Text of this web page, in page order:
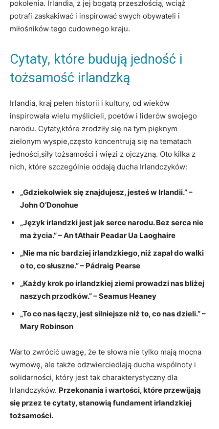
pokolenia. Irlandia, z jej bogatą przeszłością, wciąż
potrafi zaskakiwać i inspirować swych obywateli i
miłośników tego cudownego kraju.
Cytaty, które budują jedność i
tożsamość irlandzką
Irlandia, kraj pełen historii i kultury, od wieków
inspirowała wielu myślicieli, poetów i liderów swojego
narodu. Cytaty,które zrodziły się na tym pięknym
zielonym wyspie,często koncentrują się na tematach
jedności,siły tożsamości i więzi z ojczyzną. Oto kilka z
nich, które szczególnie oddają ducha Irlandczyków:
„Gdziekolwiek się znajdujesz, jesteś w Irlandii.” –
John O’Donohue
„Język irlandzki jest jak serce narodu. Bez serca nie
ma życia.” – An tAthair Peadar Ua Laoghaire
„Nie ma nic bardziej irlandzkiego, niż zapał do walki
o to, co słuszne.” – Pádraig Pearse
„Każdy krok po irlandzkiej ziemi prowadzi nas bliżej
naszych przodków.” – Seamus Heaney
„To co nas łączy, jest silniejsze niż to, co nas dzieli.” –
Mary Robinson
Warto zwrócić uwagę, że te słowa nie tylko mają mocna
wymowę, ale także odzwierciedlają ducha wspólnoty i
solidarności, który jest tak charakterystyczny dla
Irlandczyków. Przekonania i wartości, które przewijają
się przez te cytaty, stanowią fundament irlandzkiej
tożsamości.